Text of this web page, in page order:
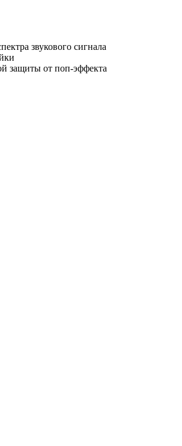
звукового сигнала
защиты от поп-эффекта